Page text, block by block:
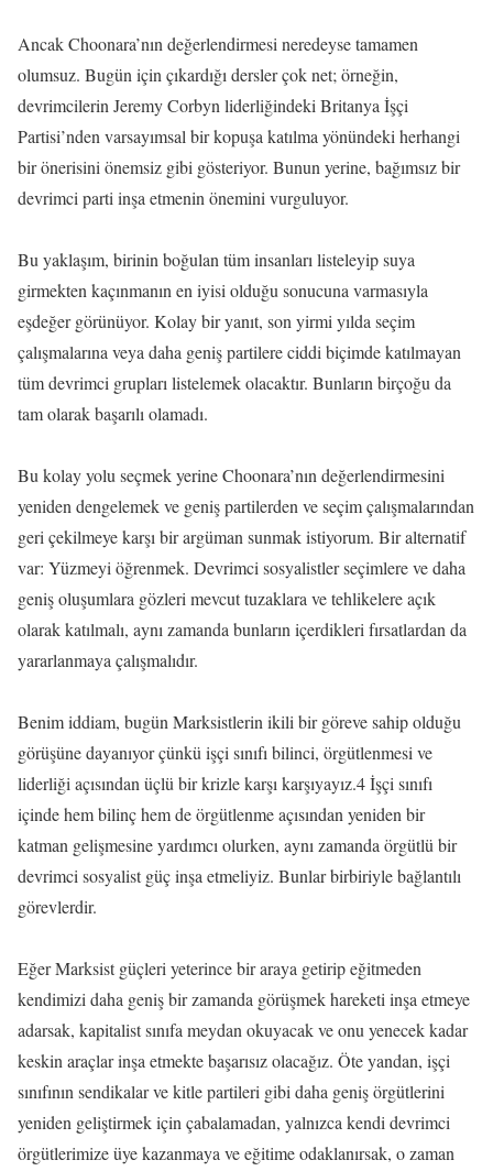
Ancak Choonara’nın değerlendirmesi neredeyse tamamen
olumsuz. Bugün için çıkardığı dersler çok net; örneğin,
devrimcilerin Jeremy Corbyn liderliğindeki Britanya İşçi
Partisi’nden varsayımsal bir kopuşa katılma yönündeki herhangi
bir önerisini önemsiz gibi gösteriyor. Bunun yerine, bağımsız bir
devrimci parti inşa etmenin önemini vurguluyor.
Bu yaklaşım, birinin boğulan tüm insanları listeleyip suya
girmekten kaçınmanın en iyisi olduğu sonucuna varmasıyla
eşdeğer görünüyor. Kolay bir yanıt, son yirmi yılda seçim
çalışmalarına veya daha geniş partilere ciddi biçimde katılmayan
tüm devrimci grupları listelemek olacaktır. Bunların birçoğu da
tam olarak başarılı olamadı.
Bu kolay yolu seçmek yerine Choonara’nın değerlendirmesini
yeniden dengelemek ve geniş partilerden ve seçim çalışmalarından
geri çekilmeye karşı bir argüman sunmak istiyorum. Bir alternatif
var: Yüzmeyi öğrenmek. Devrimci sosyalistler seçimlere ve daha
geniş oluşumlara gözleri mevcut tuzaklara ve tehlikelere açık
olarak katılmalı, aynı zamanda bunların içerdikleri fırsatlardan da
yararlanmaya çalışmalıdır.
Benim iddiam, bugün Marksistlerin ikili bir göreve sahip olduğu
görüşüne dayanıyor çünkü işçi sınıfı bilinci, örgütlenmesi ve
liderliği açısından üçlü bir krizle karşı karşıyayız.4 İşçi sınıfı
içinde hem bilinç hem de örgütlenme açısından yeniden bir
katman gelişmesine yardımcı olurken, aynı zamanda örgütlü bir
devrimci sosyalist güç inşa etmeliyiz. Bunlar birbiriyle bağlantılı
görevlerdir.
Eğer Marksist güçleri yeterince bir araya getirip eğitmeden
kendimizi daha geniş bir zamanda görüşmek hareketi inşa etmeye
adarsak, kapitalist sınıfa meydan okuyacak ve onu yenecek kadar
keskin araçlar inşa etmekte başarısız olacağız. Öte yandan, işçi
sınıfının sendikalar ve kitle partileri gibi daha geniş örgütlerini
yeniden geliştirmek için çabalamadan, yalnızca kendi devrimci
örgütlerimize üye kazanmaya ve eğitime odaklanırsak, o zaman